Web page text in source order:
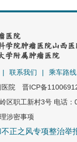
| 联系我们 | 乘车路线
医院 晋ICP备
区职工新村3号 电话
涉密事项
正之风专项整治举